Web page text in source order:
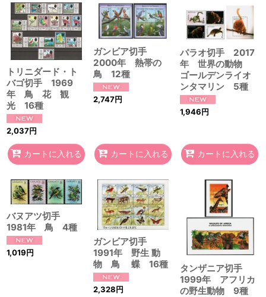
トリニダード・ト
バゴ切手 1969
年 鳥 花 観
光 16種
2,037円
カートに入れる
ガンビア切手
2000年 熱帯の
鳥 12種
2,747円
カートに入れる
パラオ切手 2017
年 世界の動物
ゴールデンライオ
ンタマリン 5種
1,946円
カートに入れる
バヌアツ切手
1981年 鳥 4種
1,019円
ガンビア切手
1991年 野生 動
物 鳥 蝶 16種
2,328円
タンザニア切手
1999年 アフリカ
の野生動物 9種